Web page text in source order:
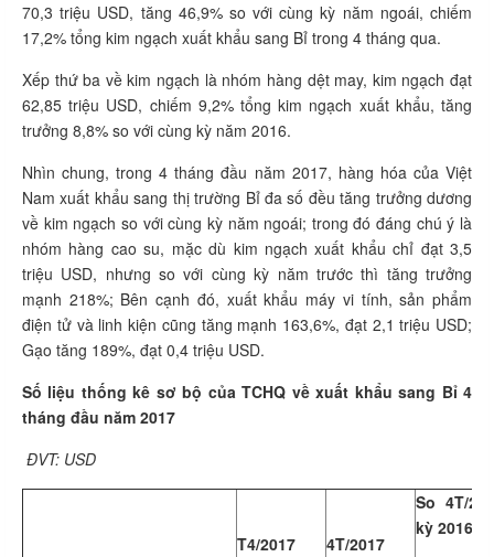
70,3 triệu USD, tăng 46,9% so với cùng kỳ năm ngoái, chiếm
17,2% tổng kim ngạch xuất khẩu sang Bỉ trong 4 tháng qua.
Xếp thứ ba về kim ngạch là nhóm hàng dệt may, kim ngạch đạt
62,85 triệu USD, chiếm 9,2% tổng kim ngạch xuất khẩu, tăng
trưởng 8,8% so với cùng kỳ năm 2016.
Nhìn chung, trong 4 tháng đầu năm 2017, hàng hóa của Việt
Nam xuất khẩu sang thị trường Bỉ đa số đều tăng trưởng dương
về kim ngạch so với cùng kỳ năm ngoái; trong đó đáng chú ý là
nhóm hàng cao su, mặc dù kim ngạch xuất khẩu chỉ đạt 3,5
triệu USD, nhưng so với cùng kỳ năm trước thì tăng trưởng
mạnh 218%; Bên cạnh đó, xuất khẩu máy vi tính, sản phẩm
điện tử và linh kiện cũng tăng mạnh 163,6%, đạt 2,1 triệu USD;
Gạo tăng 189%, đạt 0,4 triệu USD.
Số liệu thống kê sơ bộ của TCHQ về xuất khẩu sang Bỉ 4
tháng đầu năm 2017
ĐVT: USD
T4/2017 4T/2017
So 4T/
kỳ 2016